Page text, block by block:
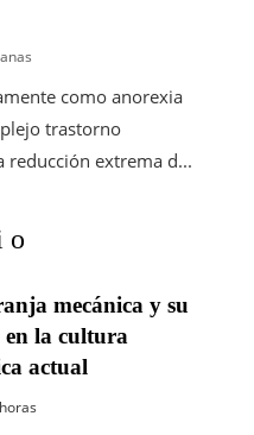
como anorexia
trastorno
extrema d...
mecánica y su
en la cultura
actual